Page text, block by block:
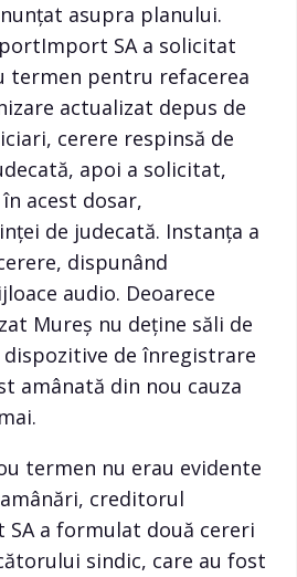
asupra planului.
SA a solicitat
termen pentru refacerea
actualizat depus de
cerere respinsă de
apoi a solicitat,
acest dosar,
de judecată. Instanţa a
dispunând
audio. Deoarece
Mureş nu deţine săli de
de înregistrare
amânată din nou cauza
termen nu erau evidente
creditorul
a formulat două cereri
sindic, care au fost